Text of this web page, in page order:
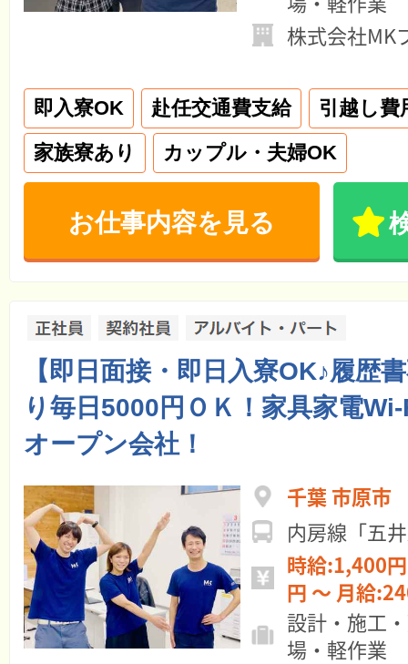
株式会社MK
即入寮OK 赴任交通費支給
引越し費
家族寮あり
カップル・夫婦OK
お仕事内容を見る
【即日面接・即日入寮OK♪履歴
り毎日5000円ＯＫ！家具家電
オープン会社！
千葉 市原市
内房線「五
時給:1,400円 ～ 日給
円 ～ 月
設計・施工
場・軽作業